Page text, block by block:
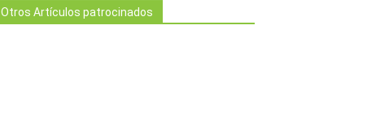
Otros Artículos patrocinados